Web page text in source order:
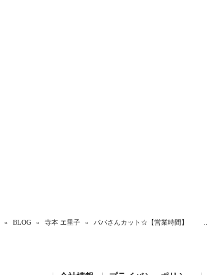
» BLOG » 寺本 エ里子 » パパさんカット☆【営業時間】 …